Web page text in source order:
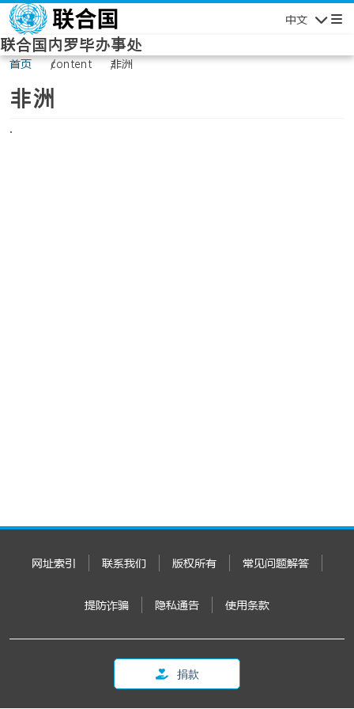
Skip to main content
中文
联合国内罗毕办事处
首页 content 非洲
非洲
.
网址索引 联系我们 版权所有 常见问题解答
提防诈骗 隐私通告 使用条款
捐款